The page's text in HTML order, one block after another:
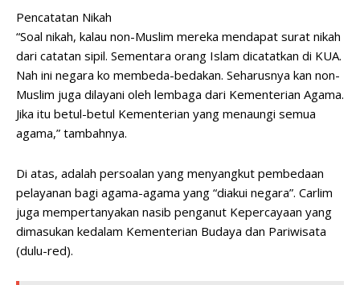
Pencatatan Nikah
“Soal nikah, kalau non-Muslim mereka mendapat surat nikah
dari catatan sipil. Sementara orang Islam dicatatkan di KUA.
Nah ini negara ko membeda-bedakan. Seharusnya kan non-
Muslim juga dilayani oleh lembaga dari Kementerian Agama.
Jika itu betul-betul Kementerian yang menaungi semua
agama,” tambahnya.
Di atas, adalah persoalan yang menyangkut pembedaan
pelayanan bagi agama-agama yang “diakui negara”. Carlim
juga mempertanyakan nasib penganut Kepercayaan yang
dimasukan kedalam Kementerian Budaya dan Pariwisata
(dulu-red).